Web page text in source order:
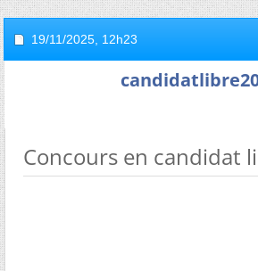
19/11/2025, 12h23
Concours en candidat